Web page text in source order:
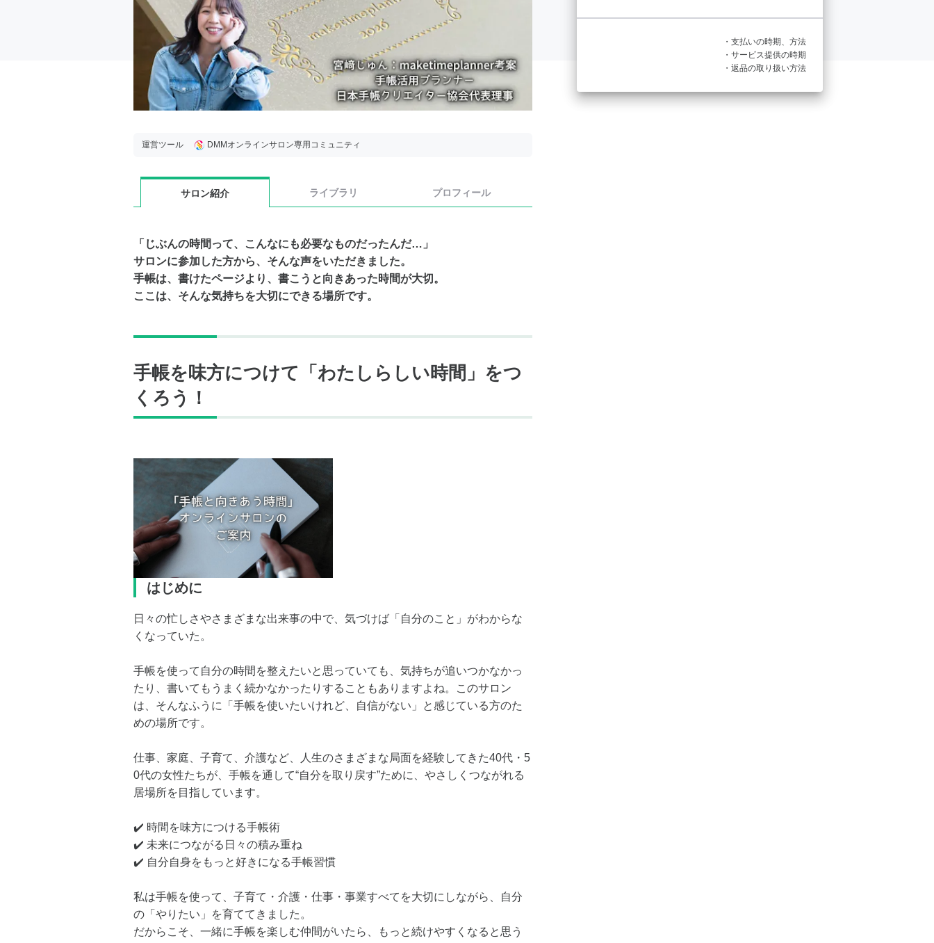
運営ツール DMMオンラインサロン専用コミュニティ
サロン紹介 ライブラリ プロフィール
「じぶんの時間って、こんなにも必要なものだったんだ…」
サロンに参加した方から、そんな声をいただきました。
手帳は、書けたページより、書こうと向きあった時間が大切。
ここは、そんな気持ちを大切にできる場所です。
手帳を味方につけて「わたしらしい時間」をつ
くろう！
はじめに
日々の忙しさやさまざまな出来事の中で、気づけば「自分のこと」がわからな
くなっていた。
手帳を使って自分の時間を整えたいと思っていても、気持ちが追いつかなかっ
たり、書いてもうまく続かなかったりすることもありますよね。このサロン
は、そんなふうに「手帳を使いたいけれど、自信がない」と感じている方のた
めの場所です。
仕事、家庭、子育て、介護など、人生のさまざまな局面を経験してきた40代・5
0代の女性たちが、手帳を通して“自分を取り戻す”ために、やさしくつながれる
居場所を目指しています。
✔️ 時間を味方につける手帳術
✔️ 未来につながる日々の積み重ね
✔️ 自分自身をもっと好きになる手帳習慣
私は手帳を使って、子育て・介護・仕事・事業すべてを大切にしながら、自分
の「やりたい」を育ててきました。
だからこそ、一緒に手帳を楽しむ仲間がいたら、もっと続けやすくなると思う
・支払いの時期、方法
・サービス提供の時期
・返品の取り扱い方法